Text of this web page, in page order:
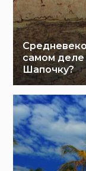
самом деле
Шапочку?